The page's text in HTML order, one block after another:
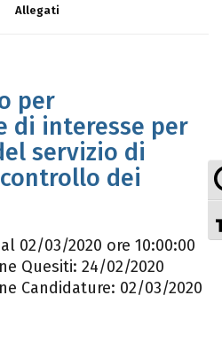
Allegati
per
di interesse per
servizio di
dei
02/03/2020 ore 10:00:00
Quesiti: 24/02/2020
Candidature: 02/03/2020